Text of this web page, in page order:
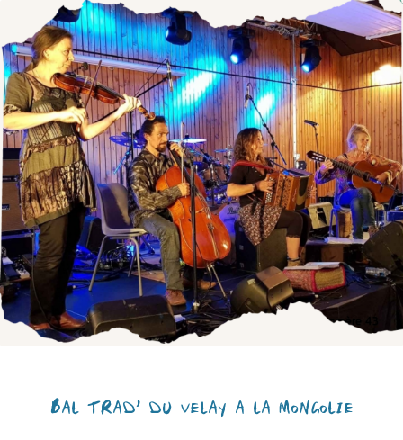
BAL TRAD’ DU VELAY À LA MONGOLIE